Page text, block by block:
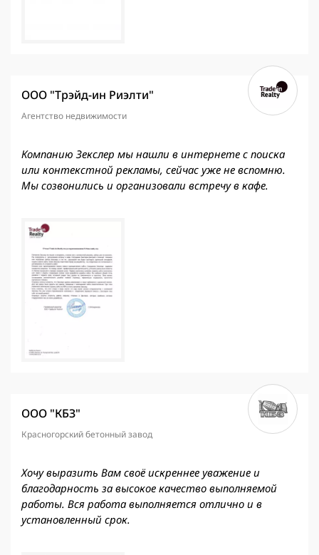
ООО "Трэйд-ин Риэлти"
Агентство недвижимости
Компанию Зекслер мы нашли в интернете с поиска
или контекстной рекламы, сейчас уже не вспомню.
Мы созвонились и организовали встречу в кафе.
ООО "КБЗ"
Красногорский бетонный завод
Хочу выразить Вам своё искреннее уважение и
благодарность за высокое качество выполняемой
работы. Вся работа выполняется отлично и в
установленный срок.